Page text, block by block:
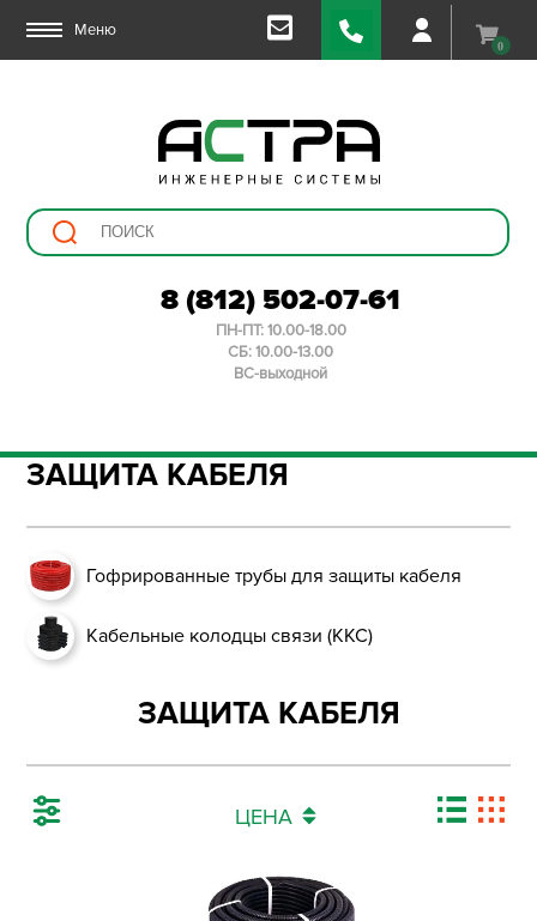
Меню
0
8 (812) 502-07-61
ПН-ПТ: 10.00-18.00
СБ: 10.00-13.00
ВС-выходной
ЗАЩИТА КАБЕЛЯ
Гофрированные трубы для защиты кабеля
Кабельные колодцы связи (ККС)
ЗАЩИТА КАБЕЛЯ
ЦЕНА